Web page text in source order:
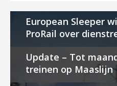
European Sleeper
ProRail over
Update – Tot
treinen op Maaslijn